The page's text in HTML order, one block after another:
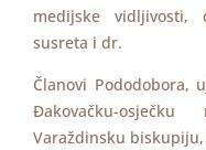
medijske vidljivosti,
susreta i dr.
Članovi Pododobora,
Đakovačku-
Varaždinsku